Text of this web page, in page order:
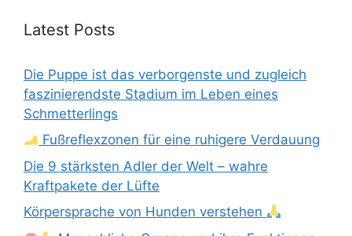
Latest Posts
Die Puppe ist das verborgenste und zugleich
faszinierendste Stadium im Leben eines
Schmetterlings
Fußreflexzonen für eine ruhigere Verdauung
Die 9 stärksten Adler der Welt – wahre
Kraftpakete der Lüfte
Körpersprache von Hunden verstehen